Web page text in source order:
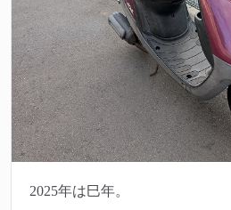
2025年は巳年。